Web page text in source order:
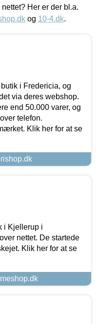
Her er der bl.a.
og 10-4.dk.
i Fredericia, og
via deres webshop.
end 50.000 varer, og
telefon.
Klik her for at se
i Kjellerup i
nettet. De startede
Klik her for at se